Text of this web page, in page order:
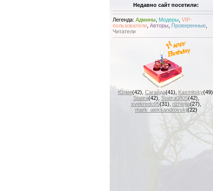
Недавно сайт посетили:
Легенда: Админы Модеры VIP-
пользователи Авторы Проверенные
Читатели
Юлия(42) Сагайда(41) Kasmitsky(49)
Statira(42) Statira0805(42)
xvekredo95(31) rizhlejla(27)
mark_aleksandrovskij(22)